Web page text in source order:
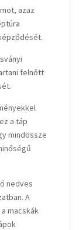
azaz
felnőtt
a táp
mindössze
nedves
A
macskák